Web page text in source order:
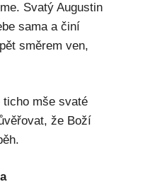
Svatý Augustin
sama a činí
směrem ven,
ticho mše svaté
že Boží